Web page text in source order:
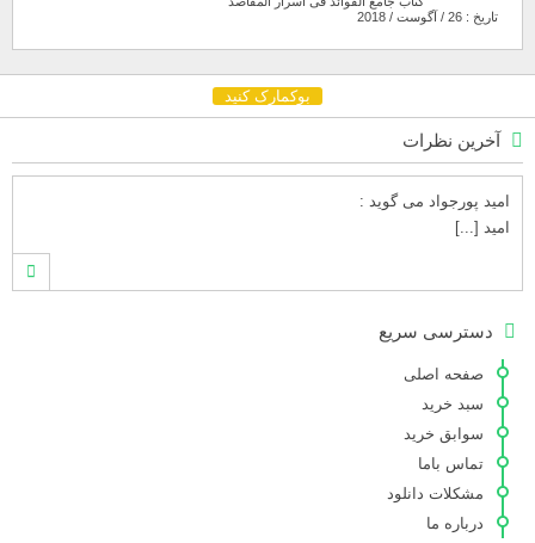
تاریخ : 26 / آگوست / 2018
بوکمارک کنید
آخرین نظرات
امید پورجواد می گوید :
امید [...]
محمدشهنوازی می گوید :
محمد
می گوید :
سلام تعداد کتاب۶در سایت زیاد نیست [...]
دسترسی سریع
صفحه اصلی
سبد خرید
سوابق خرید
تماس باما
مشکلات دانلود
درباره ما